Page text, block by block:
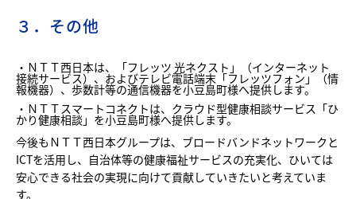
３．その他
・ＮＴＴ西日本は、「フレッツ 光ネクスト」（インターネット
接続サービス）、およびテレビ電話端末「フレッツフォン」（情
報機器）、歩数計等の通信機器を小豆島町様へ提供します。
・ＮＴＴスマートコネクトは、クラウド型健康相談サービス「ひ
かり健康相談」を小豆島町様へ提供します。
今後もＮＴＴ西日本グループは、ブロードバンドネットワークと
ICTを活用し、自治体等の健康福祉サービスの充実化、ひいては
安心できる社会の実現に向けて貢献していきたいと考えていま
す。